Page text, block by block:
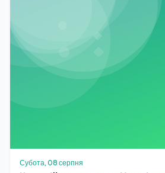
Субота, 08 серпня